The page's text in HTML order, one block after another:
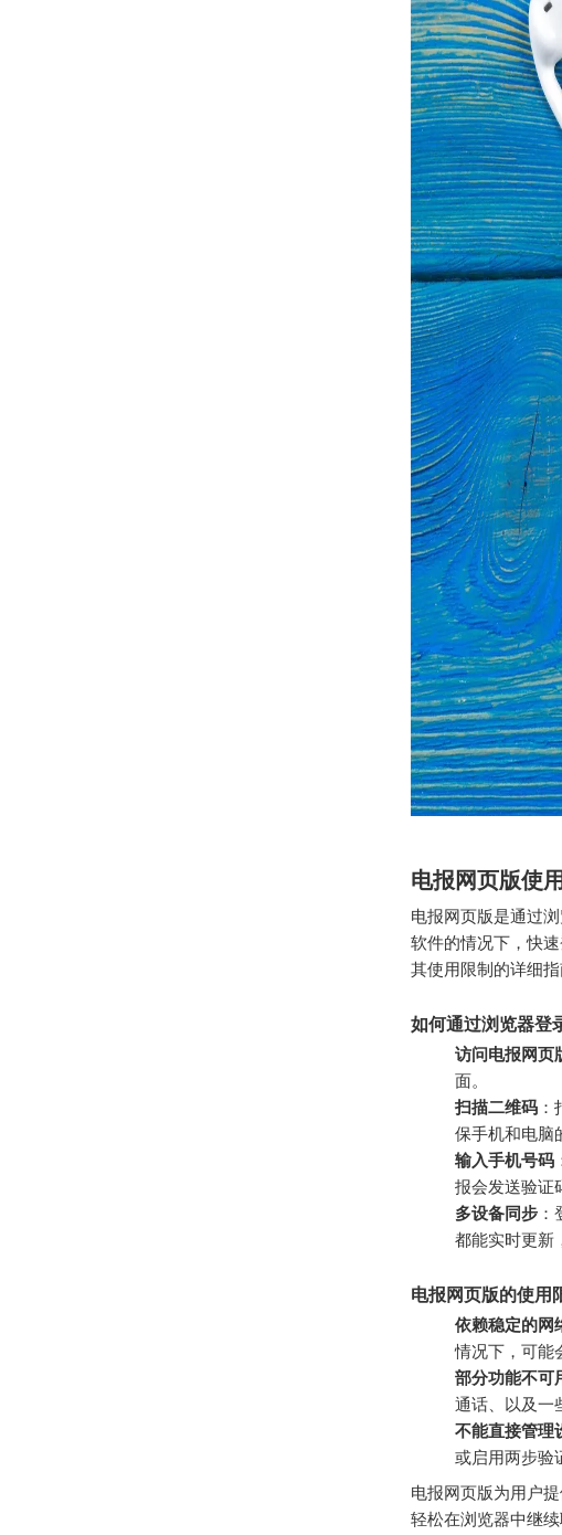
电报网页版使
电报网页版是通过
软件的情况下，快
其使用限制的详细指
如何通过浏览器登
访问电报网页
面。
扫描二维码
保手机和电脑
输入手机号码
报会发送验证
多设备同步
都能实时更新
电报网页版的使用
依赖稳定的网
情况下，可能
部分功能不可
通话、以及一
不能直接管理
或启用两步验
电报网页版为用户
轻松在浏览器中继